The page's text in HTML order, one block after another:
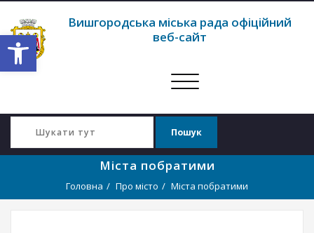
Відкрити Панель інструментів
Вишгородська міська рада офіційний
веб-сайт
Перемкнути
Міста побратими
Головна Про місто Міста побратими